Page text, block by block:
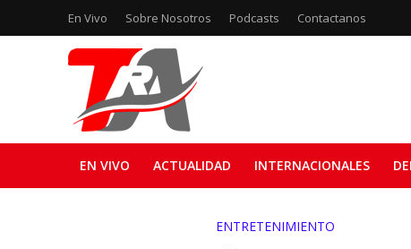
En Vivo Sobre Nosotros Podcasts Contactanos
EN VIVO ACTUALIDAD INTERNACIONALES
ENTRETENIMIENTO